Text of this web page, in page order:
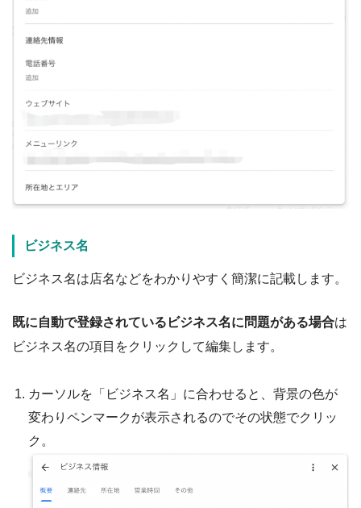
ビジネス名
ビジネス名は店名などをわかりやすく簡潔に記載します。
既に自動で登録されているビジネス名に問題がある場合は
ビジネス名の項目をクリックして編集します。
カーソルを「ビジネス名」に合わせると、背景の色が
変わりペンマークが表示されるのでその状態でクリッ
ク。